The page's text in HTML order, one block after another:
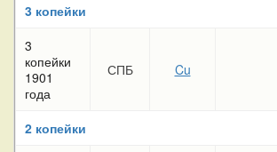
3 копейки
3
копейки
1901
года
СПБ Cu
2 копейки